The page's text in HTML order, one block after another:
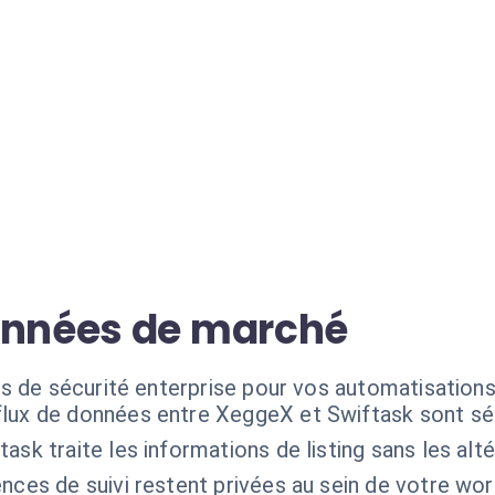
de marché
de sécurité enterprise pour vos
de données entre XeggeX et Swiftask sont
traite les informations de listing sans les
de suivi restent privées au sein de votre